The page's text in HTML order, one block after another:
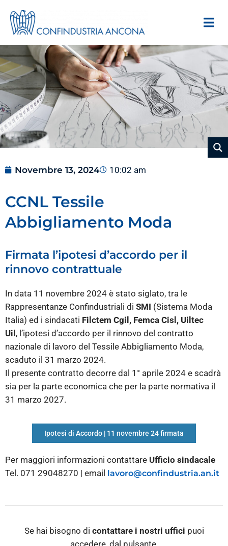
Novembre 13, 2024 10:02 am
CCNL Tessile
Abbigliamento Moda
Firmata l’ipotesi d’accordo per il
rinnovo contrattuale
In data 11 novembre 2024 è stato siglato, tra le
Rappresentanze Confindustriali di SMI (Sistema Moda
Italia) ed i sindacati Filctem Cgil, Femca Cisl, Uiltec
Uil , l’ipotesi d’accordo per il rinnovo del contratto
nazionale di lavoro del Tessile Abbigliamento Moda,
scaduto il 31 marzo 2024.
Il presente contratto decorre dal 1° aprile 2024 e scadrà
sia per la parte economica che per la parte normativa il
31 marzo 2027.
Ipotesi di Accordo | 11 novembre 24 firmata
Per maggiori informazioni contattare Ufficio sindacale
Tel. 071 29048270 | email lavoro@confindustria.an.it
Se hai bisogno di contattare i nostri uffici puoi
accedere, dal pulsante